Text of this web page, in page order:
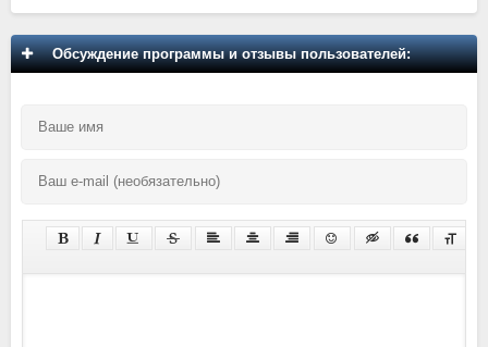
Обсуждение программы и отзывы пользователей: